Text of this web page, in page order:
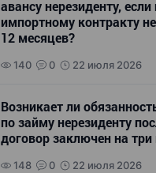
авансу нерезиденту,
импортному контракту
12 месяцев?
140 0 22 июля 2026
Возникает ли
по займу нерезиденту
договор заключен на три
148 0 22 июля 2026